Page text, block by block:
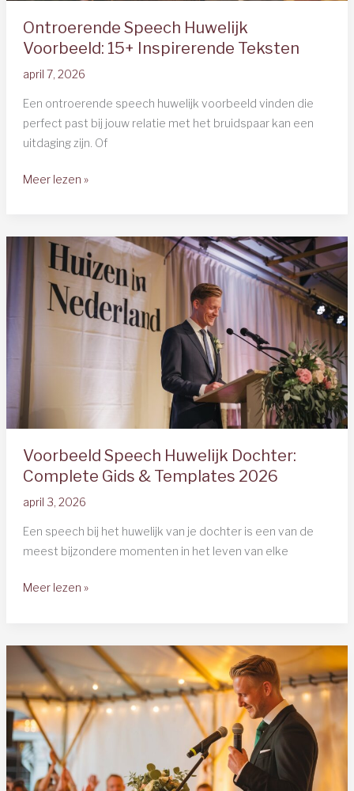
Ontroerende Speech Huwelijk
Voorbeeld: 15+ Inspirerende Teksten
april 7, 2026
Een ontroerende speech huwelijk voorbeeld vinden die
perfect past bij jouw relatie met het bruidspaar kan een
uitdaging zijn. Of
Ontroerende
Voorbeeld:
Inspirerende
Teksten
Meer lezen »
Voorbeeld Speech Huwelijk Dochter:
Complete Gids & Templates 2026
april 3, 2026
Een speech bij het huwelijk van je dochter is een van de
meest bijzondere momenten in het leven van elke
Voorbeeld
Dochter:
Complete
Gids
&
Templates
2026
Meer lezen »